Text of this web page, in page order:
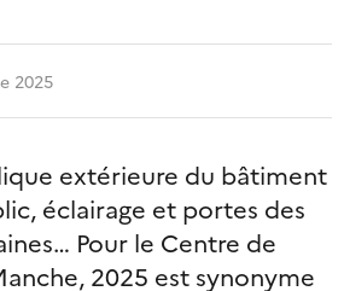
2025
extérieure du bâtiment
éclairage et portes des
Pour le Centre de
2025 est synonyme